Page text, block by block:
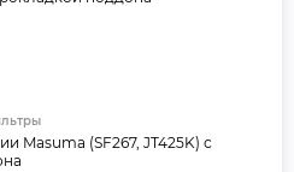
Masuma (SF267, JT425K) с